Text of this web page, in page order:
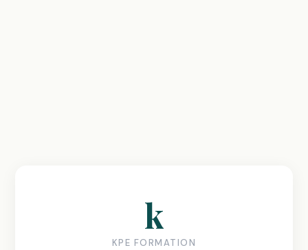
k
KPE FORMATION